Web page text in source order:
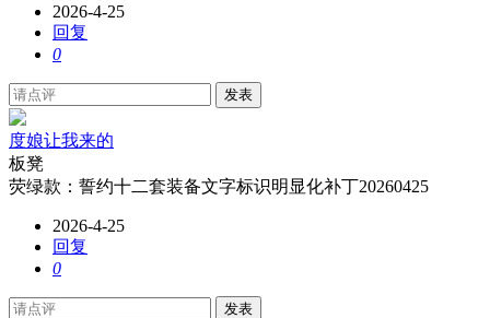
2026-4-25
回复
0
发表
度娘让我来的
板凳
荧绿款：誓约十二套装备文字标识明显化补丁20260425
2026-4-25
回复
0
发表